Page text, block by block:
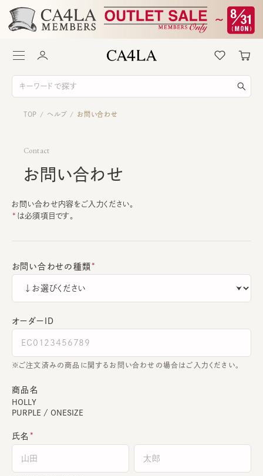
TOP / ヘルプ / お問い合わせ
Contact
お問い合わせ
お問い合わせ内容をご入力ください。
は必須項目です。
お問い合わせの種類
オーダーＩＤ
ご注文済みの商品に関するお問い合わせの場合はご入力ください。
商品名
HOLLY
PURPLE / ONESIZE
氏名